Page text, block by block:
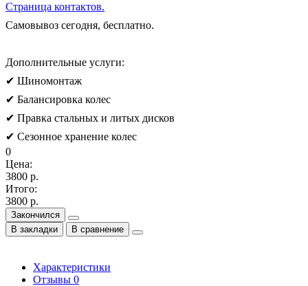
Страница контактов.
Самовывоз сегодня, бесплатно.
Дополнительные услуги:
✔ Шиномонтаж
✔ Балансировка колес
✔ Правка стальных и литых дисков
✔ Сезонное хранение колес
0
Цена:
3800 р.
Итого:
3800 р.
Закончился
В закладки
В сравнение
Характеристики
Отзывы 0